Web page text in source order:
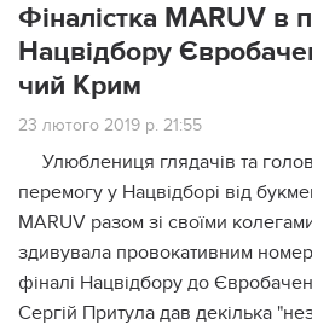
Фіналістка MARUV в
Нацвідбору
чий Крим
23 лютого 2019 р. 21:55
Улюблениця глядачів та
перемогу у Нацвідборі від
MARUV разом зі своїми
здивувала провокативним
фіналі Нацвідбору до
Сергій Притула дав декілька